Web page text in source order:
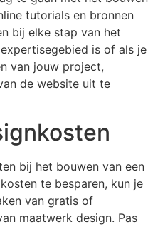
tutorials en bronnen
bij elke stap van het
is of als je
van jouw project,
de website uit te
bij het bouwen van een
te besparen, kun je
van gratis of
maatwerk design. Pas